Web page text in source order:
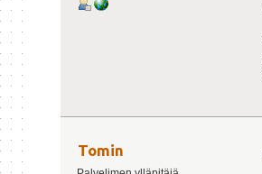
Tomin